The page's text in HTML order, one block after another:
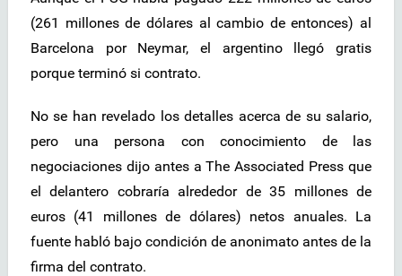
(261 millones de dólares al cambio de entonces) al
Barcelona por Neymar, el argentino llegó gratis
porque terminó si contrato.
No se han revelado los detalles acerca de su salario,
pero una persona con conocimiento de las
negociaciones dijo antes a The Associated Press que
el delantero cobraría alrededor de 35 millones de
euros (41 millones de dólares) netos anuales. La
fuente habló bajo condición de anonimato antes de la
firma del contrato.